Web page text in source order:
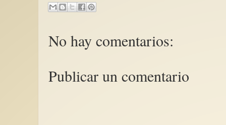
No hay comentarios:
Publicar un comentario